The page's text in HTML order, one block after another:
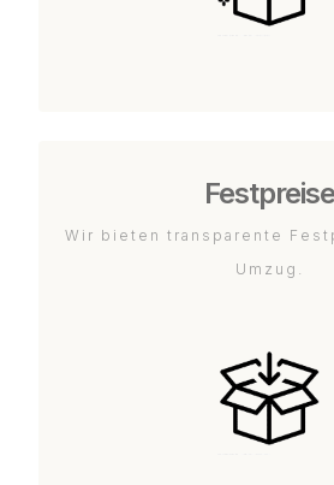
Festpreise
Wir bieten transparente
Umzug.